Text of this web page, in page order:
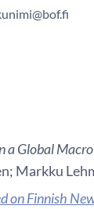
a Global
Markku
on Finnish